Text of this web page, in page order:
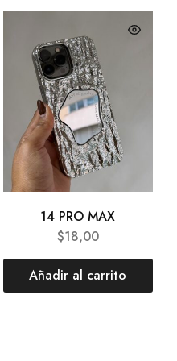
14 PRO MAX
$18,00
Añadir al carrito